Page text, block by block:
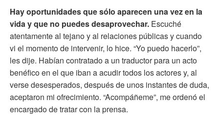
Hay oportunidades que sólo aparecen una vez en la
vida y que no puedes desaprovechar. Escuché
atentamente al tejano y al relaciones públicas y cuando
vi el momento de intervenir, lo hice. “Yo puedo hacerlo”,
les dije. Habían contratado a un traductor para un acto
benéfico en el que iban a acudir todos los actores y, al
verse desesperados, después de unos instantes de duda,
aceptaron mi ofrecimiento. “Acompáñeme”, me ordenó el
encargado de tratar con la prensa.